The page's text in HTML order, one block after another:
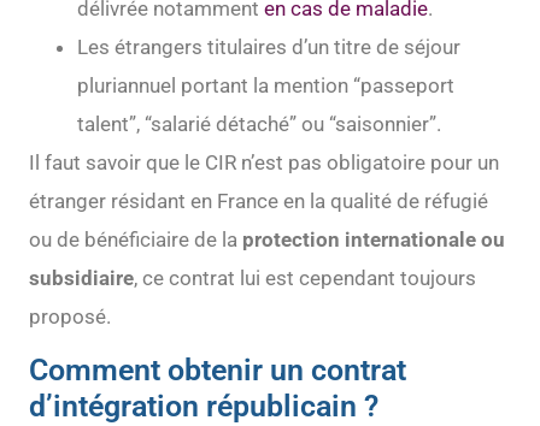
délivrée notamment en cas de maladie.
Les étrangers titulaires d’un titre de séjour
pluriannuel portant la mention “passeport
talent”, “salarié détaché” ou “saisonnier”.
Il faut savoir que le CIR n’est pas obligatoire pour un
étranger résidant en France en la qualité de réfugié
ou de bénéficiaire de la protection internationale ou
subsidiaire, ce contrat lui est cependant toujours
proposé.
Comment obtenir un contrat
d’intégration républicain ?